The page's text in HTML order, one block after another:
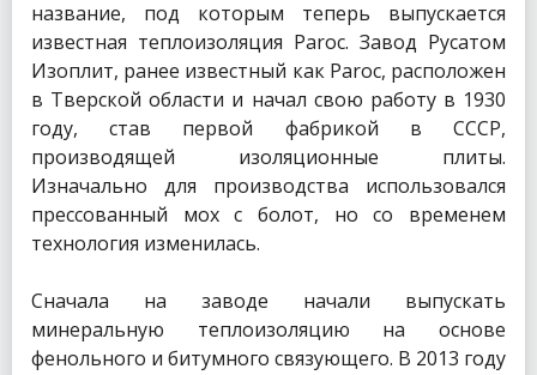
название, под которым теперь выпускается
известная теплоизоляция Paroc. Завод Русатом
Изоплит, ранее известный как Paroc, расположен
в Тверской области и начал свою работу в 1930
году, став первой фабрикой в СССР,
производящей изоляционные плиты.
Изначально для производства использовался
прессованный мох с болот, но со временем
технология изменилась.
Сначала на заводе начали выпускать
минеральную теплоизоляцию на основе
фенольного и битумного связующего. В 2013 году